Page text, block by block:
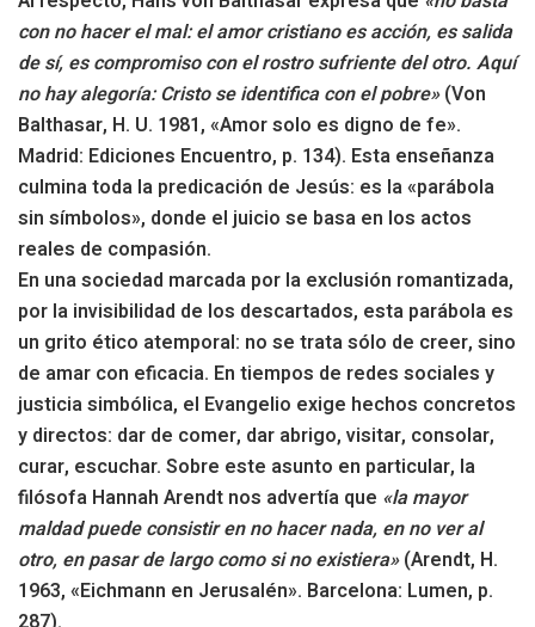
con no hacer el mal: el amor cristiano es acción, es salida
de sí, es compromiso con el rostro sufriente del otro. Aquí
no hay alegoría: Cristo se identifica con el pobre»(Von
Balthasar, H. U. 1981, «Amor solo es digno de fe».
Madrid: Ediciones Encuentro, p. 134). Esta enseñanza
culmina toda la predicación de Jesús: es la «parábola
sin símbolos», donde el juicio se basa en los actos
reales de compasión.
En una sociedad marcada por la exclusión romantizada,
por la invisibilidad de los descartados, esta parábola es
un grito ético atemporal: no se trata sólo de creer, sino
de amar con eficacia. En tiempos de redes sociales y
justicia simbólica, el Evangelio exige hechos concretos
y directos: dar de comer, dar abrigo, visitar, consolar,
curar, escuchar. Sobre este asunto en particular, la
filósofa Hannah Arendt nos advertía que «la mayor
maldad puede consistir en no hacer nada, en no ver al
otro, en pasar de largo como si no existiera»(Arendt, H.
1963, «Eichmann en Jerusalén». Barcelona: Lumen, p.